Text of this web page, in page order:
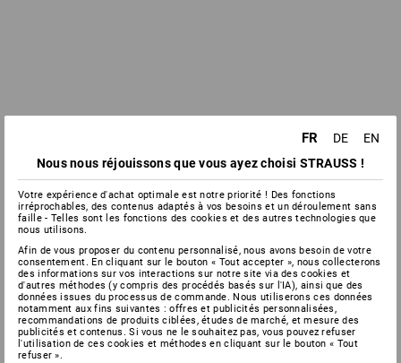
FR DE
EN
Nous nous réjouissons que vous ayez choisi STRAUSS !
Votre expérience d'achat optimale est notre priorité ! Des fonctions
irréprochables, des contenus adaptés à vos besoins et un déroulement sans
faille - Telles sont les fonctions des cookies et des autres technologies que
nous utilisons.
Afin de vous proposer du contenu personnalisé, nous avons besoin de votre
consentement. En cliquant sur le bouton « Tout accepter », nous collecterons
des informations sur vos interactions sur notre site via des cookies et
d'autres méthodes (y compris des procédés basés sur l'IA), ainsi que des
données issues du processus de commande. Nous utiliserons ces données
notamment aux fins suivantes : offres et publicités personnalisées,
recommandations de produits ciblées, études de marché, et mesure des
publicités et contenus. Si vous ne le souhaitez pas, vous pouvez refuser
l'utilisation de ces cookies et méthodes en cliquant sur le bouton « Tout
refuser ».